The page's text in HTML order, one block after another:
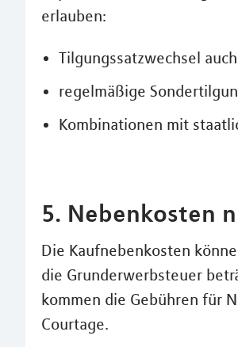
erlauben:
Tilgungssatzwechsel
regelmäßige
Kombinationen mit
5. Nebenkosten
Die Kaufnebenkosten
die Grunderwerbsteuer
kommen die Gebühren für
Courtage.